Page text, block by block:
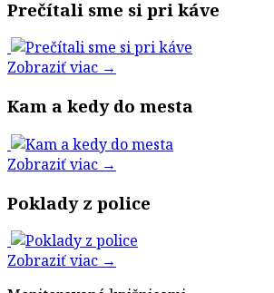
Prečítali sme si pri káve
Zobraziť viac →
Kam a kedy do mesta
Zobraziť viac →
Poklady z police
Zobraziť viac →